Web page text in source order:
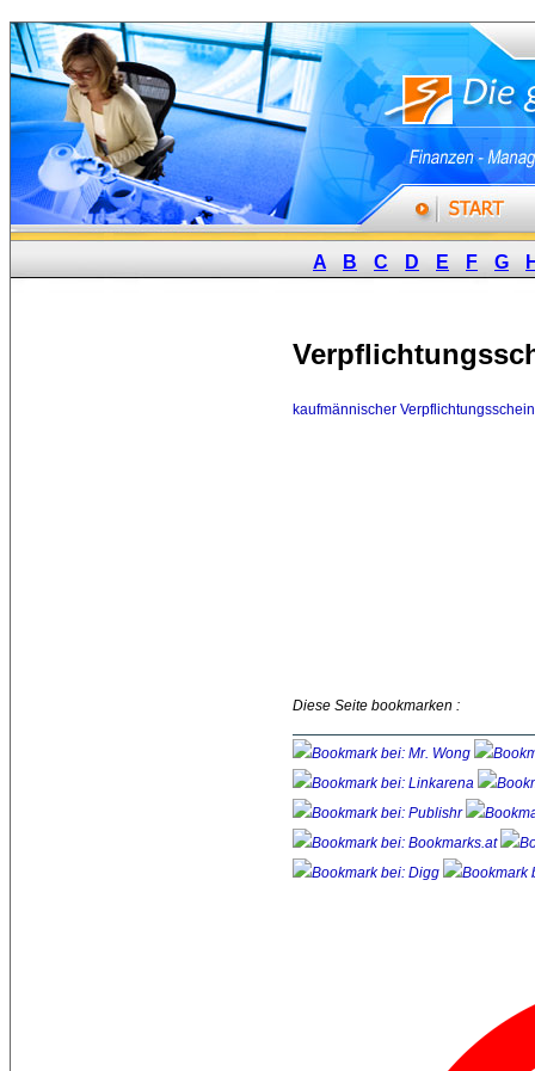
A B C D E F G
kaufmännischer Verpflichtungsschein
Diese Seite bookmarken :